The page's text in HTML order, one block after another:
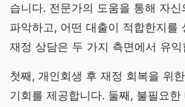
습니다. 전문가의 도움을 통해 자
파악하고, 어떤 대출이 적합한지를
재정 상담은 두 가지 측면에서 유익
첫째, 개인회생 후 재정 회복을 위
기회를 제공합니다. 둘째, 불필요